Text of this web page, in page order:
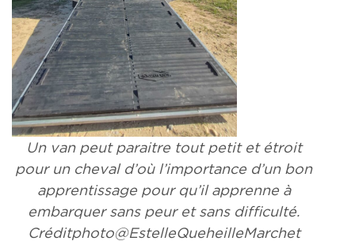
Un van peut paraitre tout petit et étroit
pour un cheval d’où l’importance d’un bon
apprentissage pour qu’il apprenne à
embarquer sans peur et sans difficulté.
Créditphoto@EstelleQueheilleMarchet